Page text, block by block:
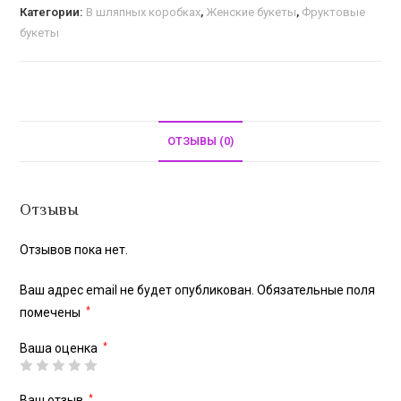
Категории: В шляпных коробках, Женские букеты, Фруктовые
букеты
ОТЗЫВЫ (0)
Отзывы
Отзывов пока нет.
Ваш адрес email не будет опубликован. Обязательные поля
помечены
*
Ваша оценка *
*